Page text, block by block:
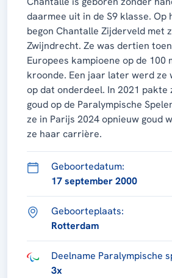
daarmee uit in de S9 klasse. Op
begon Chantalle Zijderveld met
Zwijndrecht. Ze was dertien
Europees kampioene op de 100
kroonde. Een jaar later werd ze
op dat onderdeel. In 2021 pakte
goud op de Paralympische
ze in Parijs 2024 opnieuw goud
ze haar carrière.
Geboortedatum:
17 september 2000
Geboorteplaats:
Rotterdam
Deelname Paralympische
3x